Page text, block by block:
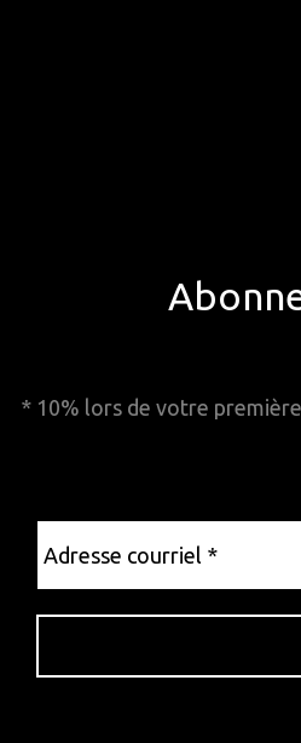
* 10% lors de votre
courriel